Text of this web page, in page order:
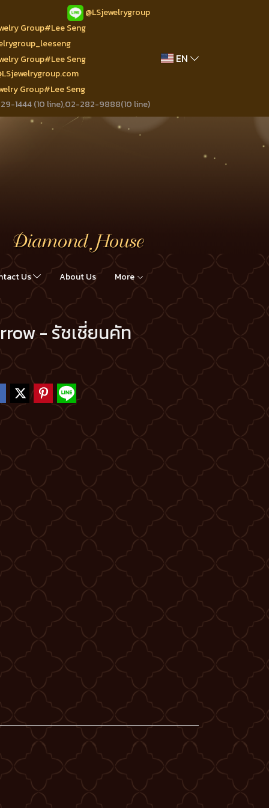
@LSjewelrygroup
Group#Lee Seng
Group#Lee Seng
Group#Lee Seng
1444 (10 line),02-282-9888(10 line)
EN
Us About Us More
- รัชเชี่ยนคัท